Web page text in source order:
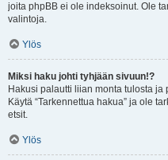
joita phpBB ei ole indeksoinut. Ole
valintoja.
Ylös
Miksi haku johti tyhjään sivuun!?
Hakusi palautti liian monta tulosta
Käytä “Tarkennettua hakua” ja ole
etsit.
Ylös